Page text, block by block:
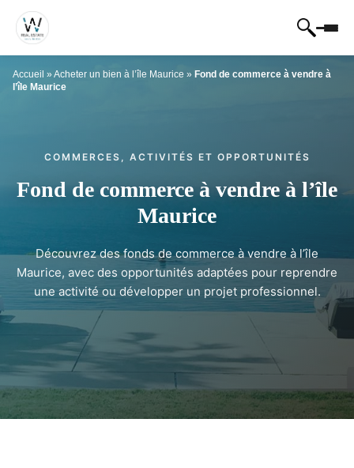
Accueil » Acheter un bien à l’île Maurice » Fond de commerce à vendre à
l’île Maurice
COMMERCES, ACTIVITÉS ET OPPORTUNITÉS
Fond de commerce à vendre à l’île
Maurice
Découvrez des fonds de commerce à vendre à l’île
Maurice, avec des opportunités adaptées pour reprendre
une activité ou développer un projet professionnel.